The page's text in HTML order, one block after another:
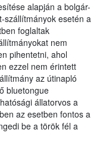
alapján a bolgár-
szállítmányok esetén a
foglaltak
nem
pihentetni, ahol
ezzel nem érintett
az útinapló
bluetongue
állatorvos a
az esetben fontos a
be a török fél a